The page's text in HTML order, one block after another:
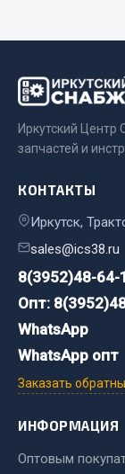
Подвеска
Двигатель
Система
Тормозная
Весь раздел
Фильтры
JSB
Mann-filter
Иркутский
запчастей и
КОНТАКТЫ
Иркутск,
sales@ics38.ru
8(3952)48-64-
Опт:
WhatsApp
WhatsApp опт
Заказать
ИНФОРМАЦИЯ
Оптовым